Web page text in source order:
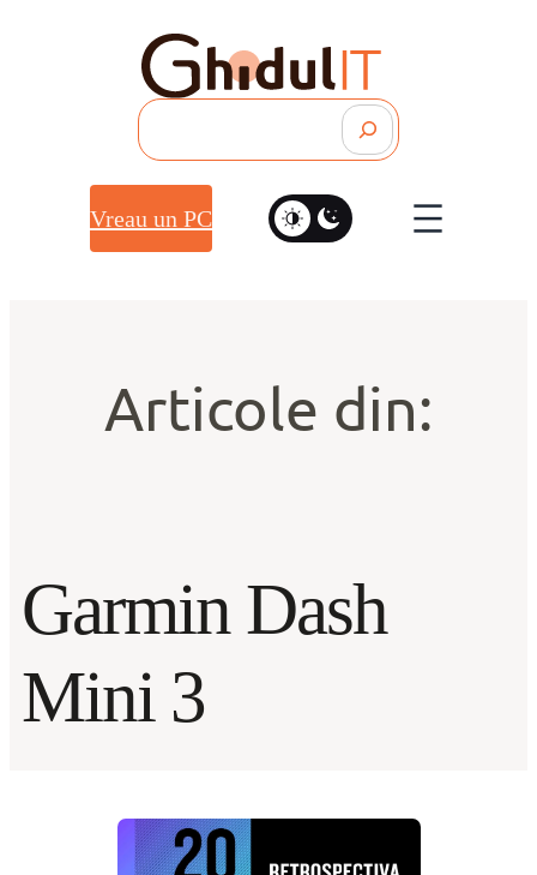
Vreau un PC
Articole din:
Garmin Dash
Mini 3